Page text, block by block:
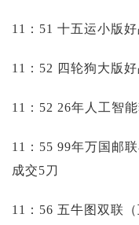
11：51 十五运小版
11：52 四轮狗大版
11：52 26年人工智
11：55 99年万国邮
成交5刀
11：56 五牛图双联